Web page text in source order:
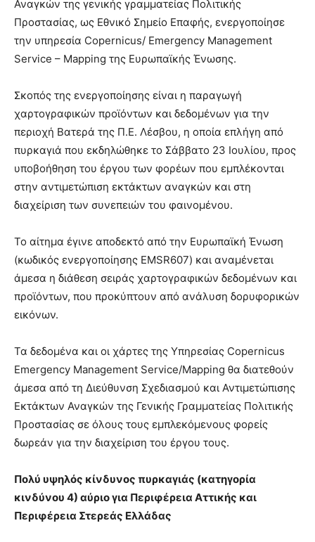
Αναγκών της γενικής γραμματείας Πολιτικής
Προστασίας, ως Εθνικό Σημείο Επαφής, ενεργοποίησε
την υπηρεσία Copernicus/ Emergency Management
Service – Mapping της Ευρωπαϊκής Ένωσης.
Σκοπός της ενεργοποίησης είναι η παραγωγή
χαρτογραφικών προϊόντων και δεδομένων για την
περιοχή Βατερά της Π.Ε. Λέσβου, η οποία επλήγη από
πυρκαγιά που εκδηλώθηκε το Σάββατο 23 Ιουλίου, προς
υποβοήθηση του έργου των φορέων που εμπλέκονται
στην αντιμετώπιση εκτάκτων αναγκών και στη
διαχείριση των συνεπειών του φαινομένου.
Το αίτημα έγινε αποδεκτό από την Ευρωπαϊκή Ένωση
(κωδικός ενεργοποίησης EMSR607) και αναμένεται
άμεσα η διάθεση σειράς χαρτογραφικών δεδομένων και
προϊόντων, που προκύπτουν από ανάλυση δορυφορικών
εικόνων.
Τα δεδομένα και οι χάρτες της Υπηρεσίας Copernicus
Emergency Management Service/Mapping θα διατεθούν
άμεσα από τη Διεύθυνση Σχεδιασμού και Αντιμετώπισης
Εκτάκτων Αναγκών της Γενικής Γραμματείας Πολιτικής
Προστασίας σε όλους τους εμπλεκόμενους φορείς
δωρεάν για την διαχείριση του έργου τους.
Πολύ υψηλός κίνδυνος πυρκαγιάς (κατηγορία
κινδύνου 4) αύριο για Περιφέρεια Αττικής και
Περιφέρεια Στερεάς Ελλάδας